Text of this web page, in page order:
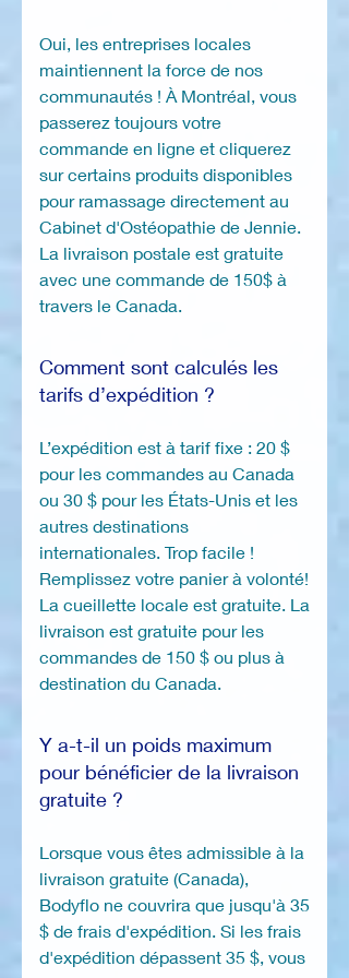
Oui, les entreprises locales
maintiennent la force de nos
communautés ! À Montréal, vous
passerez toujours votre
commande en ligne et cliquerez
sur certains produits disponibles
pour ramassage directement au
Cabinet d'Ostéopathie de Jennie.
La livraison postale est gratuite
avec une commande de 150$ à
travers le Canada.
Comment sont calculés les
tarifs d’expédition ?
L’expédition est à tarif fixe : 20 $
pour les commandes au Canada
ou 30 $ pour les États-Unis et les
autres destinations
internationales. Trop facile !
Remplissez votre panier à volonté!
La cueillette locale est gratuite. La
livraison est gratuite pour les
commandes de 150 $ ou plus à
destination du Canada.
Y a-t-il un poids maximum
pour bénéficier de la livraison
gratuite ?
Lorsque vous êtes admissible à la
livraison gratuite (Canada),
Bodyflo ne couvrira que jusqu'à 35
$ de frais d'expédition. Si les frais
d'expédition dépassent 35 $, vous